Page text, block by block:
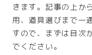
きます。記事の上か
用、道具選びまで一
すので、まずは目次
でください。